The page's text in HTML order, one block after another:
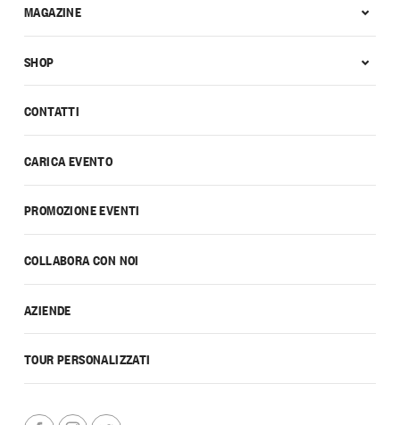
CONTATTI
CARICA EVENTO
PROMOZIONE EVENTI
COLLABORA CON NOI
AZIENDE
TOUR PERSONALIZZATI
MAGAZINE
SHOP